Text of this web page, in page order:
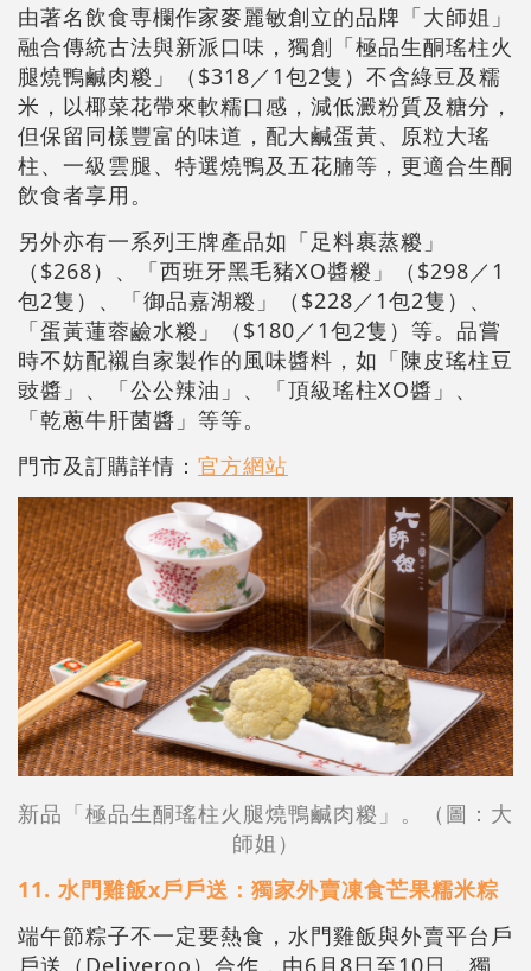
由著名飲食専欄作家麥麗敏創立的品牌「大師姐」
融合傳統古法與新派口味，獨創「極品生酮瑤柱火
腿燒鴨鹹肉糉」（$318／1包2隻）不含綠豆及糯
米，以椰菜花帶來軟糯口感，減低澱粉質及糖分，
但保留同樣豐富的味道，配大鹹蛋黃、原粒大瑤
柱、一級雲腿、特選燒鴨及五花腩等，更適合生酮
飲食者享用。
另外亦有一系列王牌產品如「足料裹蒸糉」
（$268）、「西班牙黑毛豬XO醬糉」（$298／1
包2隻）、「御品嘉湖糉」（$228／1包2隻）、
「蛋黃蓮蓉鹼水糉」（$180／1包2隻）等。品嘗
時不妨配襯自家製作的風味醬料，如「陳皮瑤柱豆
豉醬」、「公公辣油」、「頂級瑤柱XO醬」、
「乾蔥牛肝菌醬」等等。
門市及訂購詳情： 官方網站
新品「極品生酮瑤柱火腿燒鴨鹹肉糉」。（圖：大
師姐）
11. 水門雞飯x戶戶送：獨家外賣凍食芒果糯米粽
端午節粽子不一定要熱食，水門雞飯與外賣平台戶
戶送（Deliveroo）合作，由6月8日至10日，獨